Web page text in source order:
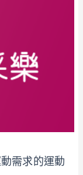
需求的運動